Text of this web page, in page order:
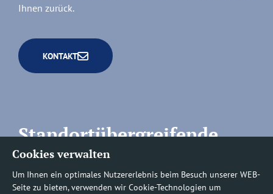
Cookies verwalten
Um Ihnen ein optimales Nutzererlebnis beim Besuch unserer WEB-
Seite zu bieten, verwenden wir Cookie-Technologien um
Ihnen zurück.
KONTAKT
Standortübergreifende
Rufnummern